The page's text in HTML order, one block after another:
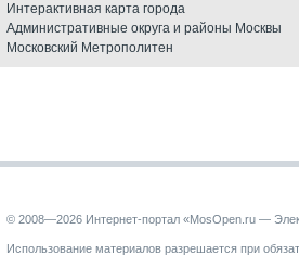
Интерактивная карта города
Административные округа и районы Москвы
Московский Метрополитен
© 2008—2026 Интернет-портал «MosOpen.ru —
Использование материалов разрешается при